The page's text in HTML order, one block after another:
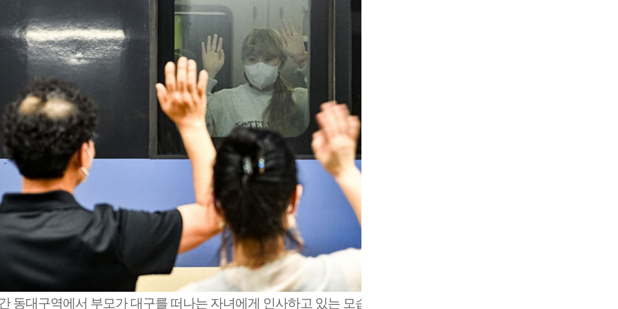
동대구역에서 부모가 대구를 떠나는 자녀에게 인사하고 있는 모습. 대구